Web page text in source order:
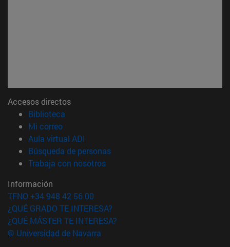
Accesos directos
Biblioteca
Mi correo(abre en nueva ventana)
Aula virtual ADI
Búsqueda de personas(abre en nueva ventana)
Trabaja con nosotros(abre en nueva ventana)
Información
TFNO +34 948 42 56 00
¿QUÉ GRADO TE INTERESA?
¿QUÉ MÁSTER TE INTERESA?
© Universidad de Navarra